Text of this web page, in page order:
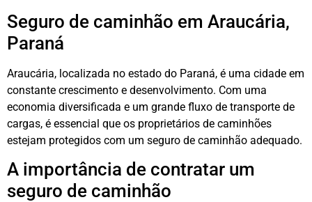
Seguro de caminhão em Araucária,
Paraná
Araucária, localizada no estado do Paraná, é uma cidade em
constante crescimento e desenvolvimento. Com uma
economia diversificada e um grande fluxo de transporte de
cargas, é essencial que os proprietários de caminhões
estejam protegidos com um seguro de caminhão adequado.
A importância de contratar um
seguro de caminhão